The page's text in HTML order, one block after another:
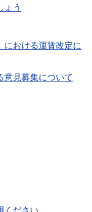
ょう
における運賃改定に
意見募集について
ください